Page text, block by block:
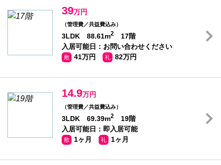
39万円
（管理費／共益費込み）
3LDK 88.61m2
17階
入居可能日：お問い合わせください
敷 41万円 礼 82万円
14.9万円
（管理費／共益費込み）
3LDK 69.39m2
19階
入居可能日：即入居可能
敷 1ヶ月 礼 1ヶ月